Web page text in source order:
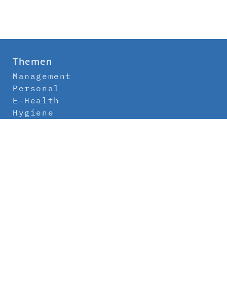
Themen
Management
Personal
E-Health
Hygiene